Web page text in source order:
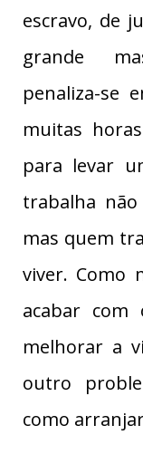
escravo, de
grande
penaliza-se
muitas
para levar
trabalha
mas quem
viver. Como
acabar com
melhorar a
outro
como